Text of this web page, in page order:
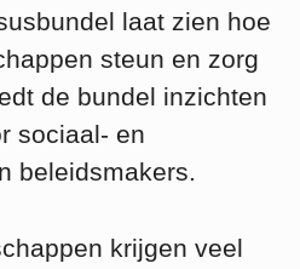
laat zien hoe
steun en zorg
de bundel inzichten
sociaal- en
beleidsmakers.
krijgen veel